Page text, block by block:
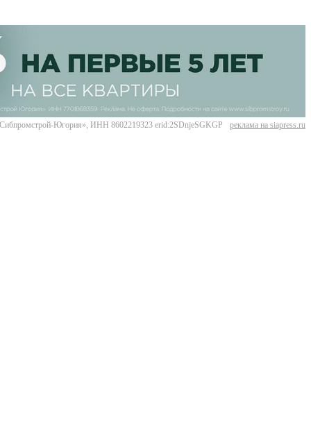
Югория», ИНН 8602219323 erid:2SDnjeSGKGP реклама на siapress.ru